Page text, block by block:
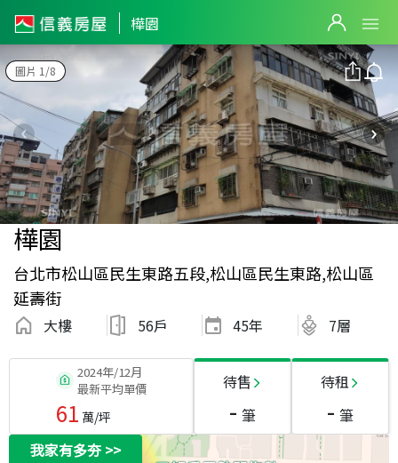
樺園
圖片 1/8
樺園
台北市松山區民生東路五段,松山區民生東路,松山區
延壽街
大樓 56戶 45年 7層
2024年/12月
最新平均單價
61 萬/坪
待售
- 筆
待租
- 筆
我家有多夯>>